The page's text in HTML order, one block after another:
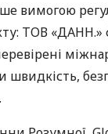
вимогою
ТОВ «ДАНН.»
швидкість,